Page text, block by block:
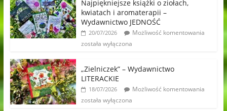
Najpiękniejsze książki o ziołach,
kwiatach i aromaterapii –
Wydawnictwo JEDNOŚĆ
20/07/2026
Możliwość komentowania
została wyłączona
„Zielniczek” – Wydawnictwo
LITERACKIE
18/07/2026
Możliwość komentowania
została wyłączona